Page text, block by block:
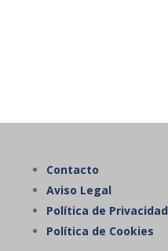
Contacto
Aviso Legal
Política de Privacidad
Política de Cookies